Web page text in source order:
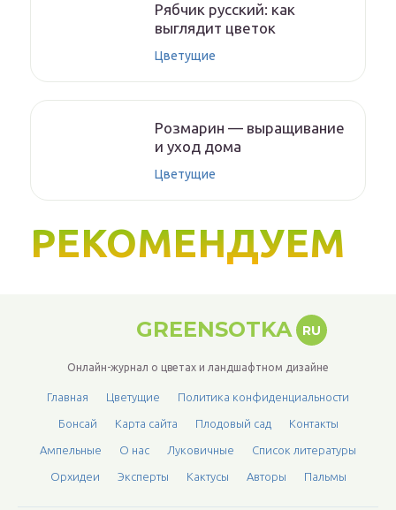
Рябчик русский: как
выглядит цветок
Цветущие
Розмарин — выращивание
и уход дома
Цветущие
РЕКОМЕНДУЕМ
GREENSOTKA RU
Онлайн-журнал о цветах и ландшафтном дизайне
Главная Цветущие Политика конфиденциальности
Бонсай Карта сайта Плодовый сад Контакты
Ампельные О нас Луковичные Список литературы
Орхидеи Эксперты Кактусы Авторы Пальмы